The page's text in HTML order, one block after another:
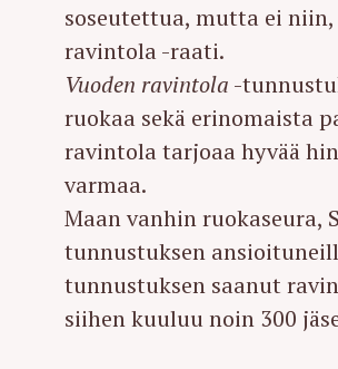
soseutettua, mutta ei
ravintola -raati.
Vuoden ravintola -
ruokaa sekä erinomaista
ravintola tarjoaa hyvää
varmaa.
Maan vanhin ruokaseura,
tunnustuksen
tunnustuksen saanut
siihen kuuluu noin 300